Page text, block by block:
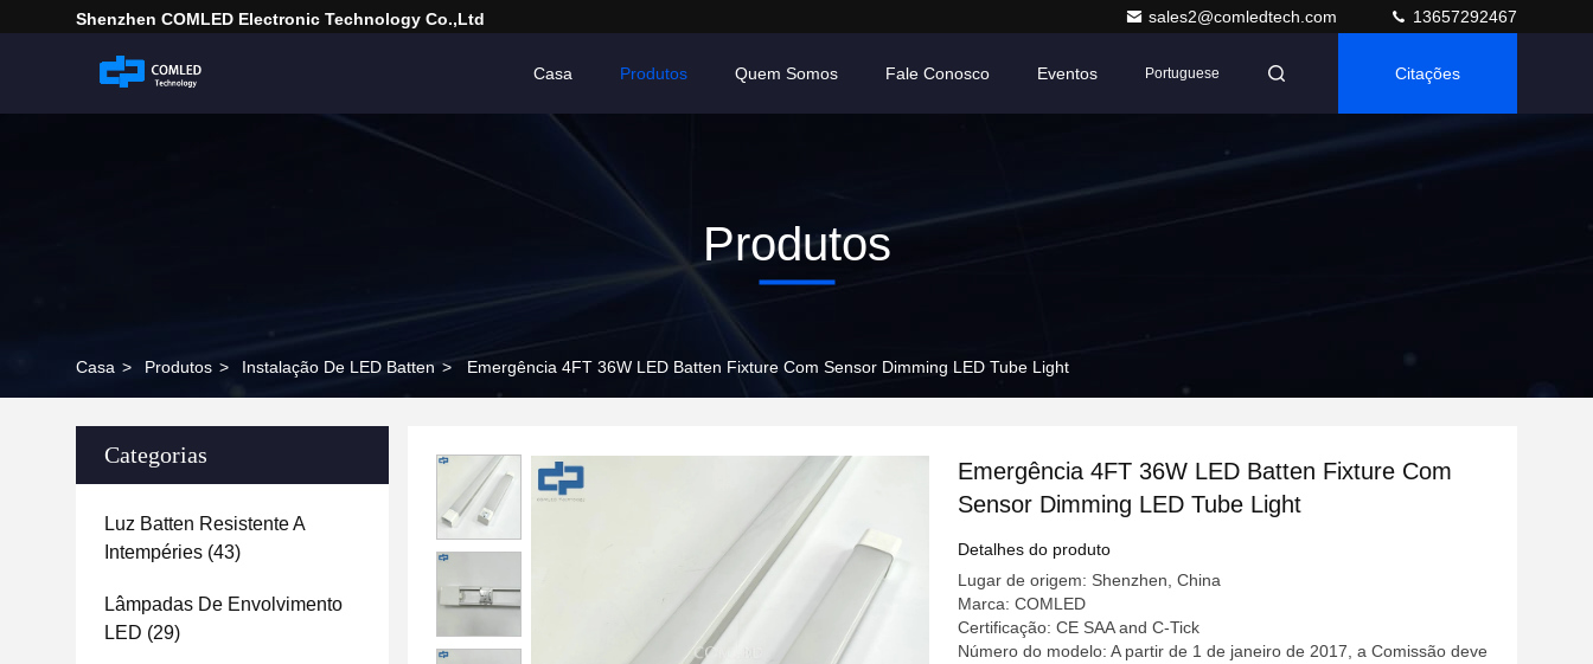
Shenzhen COMLED Electronic Technology Co.,ltd sales2@comledtech.com 13657292467
Casa Produtos Quem Somos Fale Conosco Eventos Portuguese Citações
Produtos
Casa > Produtos > Instalação De LED Batten > Emergência 4FT 36W LED Batten Fixture Com Sensor Dimming LED Tube Light
Categorias
Luz Batten Resistente A
Intempéries (43)
Lâmpadas De Envolvimento
LED (29)
Emergência 4FT 36W LED Batten Fixture Com
Sensor Dimming LED Tube Light
Detalhes do produto
Lugar de origem: Shenzhen, China
Marca: COMLED
Certificação: CE SAA and C-Tick
Número do modelo: A partir de 1 de janeiro de 2017, a Comissão deve